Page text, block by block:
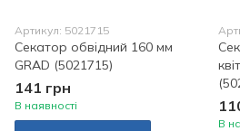
Артикул: 5021715
Секатор обвідний 160 мм
GRAD (5021715)
141 грн
В наявності
В